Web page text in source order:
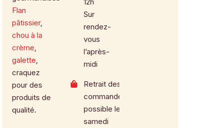
Flan
pâtissier,
chou à la
crème,
galette,
craquez
pour des
produits de
qualité.
Sur
rendez-
vous
l’après-
midi
Retrait des
commandes
possible le
samedi